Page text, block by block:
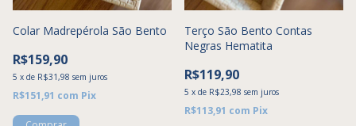
Colar Madrepérola São Bento
R$159,90
5 x de R$31,98 sem juros
R$151,91 com Pix
Terço São Bento Contas
Negras Hematita
R$119,90
5 x de R$23,98 sem juros
R$113,91 com Pix